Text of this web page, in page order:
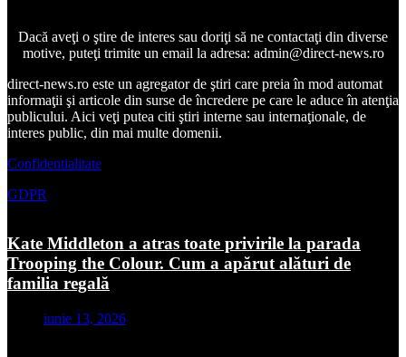
Dacă aveţi o ştire de interes sau doriţi să ne contactaţi din diverse
motive, puteţi trimite un email la adresa: admin@direct-news.ro
direct-news.ro este un agregator de ştiri care preia în mod automat
informaţii şi articole din surse de încredere pe care le aduce în atenţia
publicului. Aici veţi putea citi ştiri interne sau internaţionale, de
interes public, din mai multe domenii.
Confidentialitate
GDPR
Kate Middleton a atras toate privirile la parada
Trooping the Colour. Cum a apărut alături de
familia regală
iunie 13, 2026